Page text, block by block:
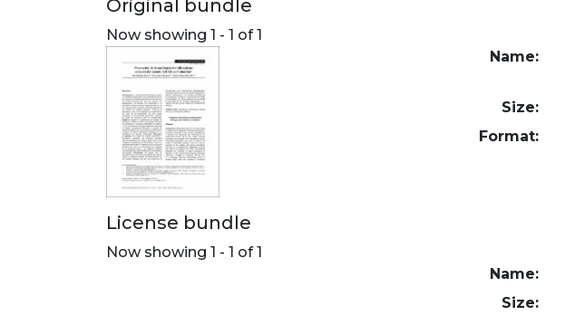
Original bundle
Now showing 1 - 1 of 1
Name:
Size:
Format:
License bundle
Now showing 1 - 1 of 1
Name:
Size: